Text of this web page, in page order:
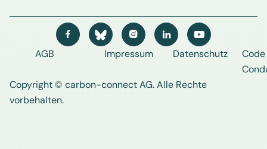
Copyright © carbon-connect AG. Alle Rechte
vorbehalten.
AGB Impressum Datenschutz
   